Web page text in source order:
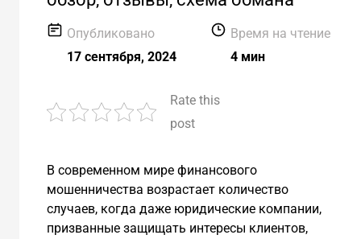
Опубликовано
17 сентября, 2024
Время на чтение
4 мин
Rate this
post
В современном мире финансового
мошенничества возрастает количество
случаев, когда даже юридические компании,
призванные защищать интересы клиентов,